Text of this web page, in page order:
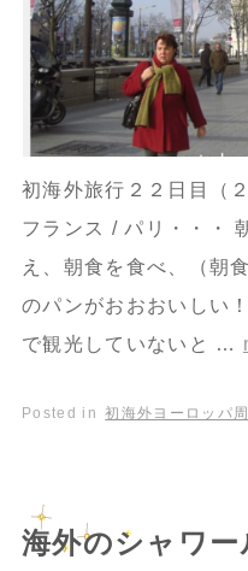
初海外旅行２２日目（
フランス / パリ・・・
え、朝食を食べ、（朝
のパンがおおおいしい
で観光していないと …
Posted in 初海外ヨーロッパ
海外のシャワ